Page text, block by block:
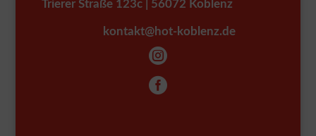
Trierer Straße 123c | 56072 Koblenz
kontakt@hot-koblenz.de

